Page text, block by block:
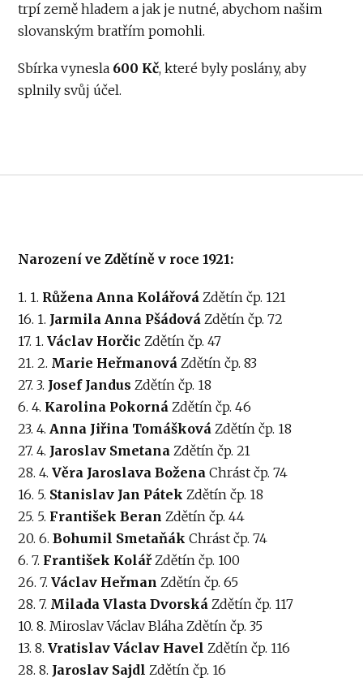
trpí země hladem a jak je nutné, abychom našim
slovanským bratřím pomohli.
Sbírka vynesla 600 Kč, které byly poslány, aby
splnily svůj účel.
Narození ve Zdětíně v roce 1921:
1. 1. Růžena Anna Kolářová Zdětín čp. 121
16. 1. Jarmila Anna Pšádová Zdětín čp. 72
17. 1.Václav Horčic Zdětín čp. 47
21. 2. Marie Heřmanová Zdětín čp. 83
27. 3. Josef Jandus Zdětín čp. 18
6. 4. Karolina Pokorná Zdětín čp. 46
23. 4. Anna Jiřina Tomášková Zdětín čp. 18
27. 4. Jaroslav Smetana Zdětín čp. 21
28. 4.Věra Jaroslava Božena Chrást čp. 74
16. 5. Stanislav Jan Pátek Zdětín čp. 18
25. 5. František Beran Zdětín čp. 44
20. 6.Bohumil Smetaňák Chrást čp. 74
6. 7. František Kolář Zdětín čp. 100
26. 7.Václav Heřman Zdětín čp. 65
28. 7. Milada Vlasta Dvorská Zdětín čp. 117
10. 8. Miroslav Václav Bláha Zdětín čp. 35
13. 8.Vratislav Václav Havel Zdětín čp. 116
28. 8. Jaroslav Sajdl Zdětín čp. 16